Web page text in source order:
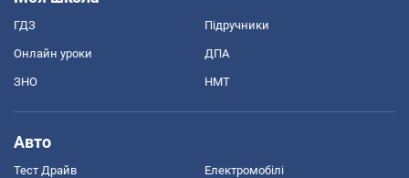
ГДЗ Підручники
Онлайн уроки ДПА
ЗНО НМТ
Авто
Тест Драйв Електромобілі